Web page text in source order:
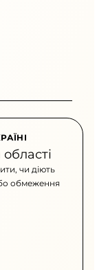
чи діють
обмеження